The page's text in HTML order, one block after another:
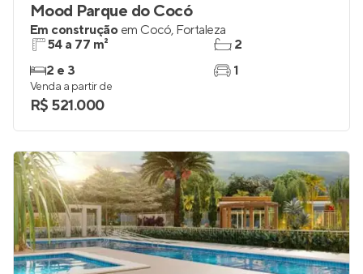
Mood Parque do Cocó
Em construção em Cocó, Fortaleza
54 a 77 m²
2 e 3
2
1
Venda a partir de
R$ 521.000